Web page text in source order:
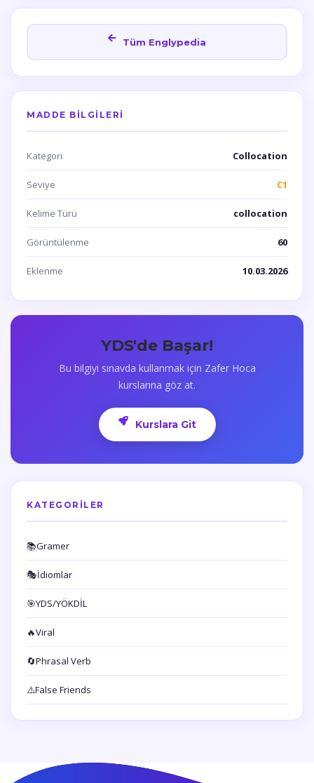
Tüm Englypedia
MADDE BILGILERI
Kategori Collocation
Seviye C1
Kelime Türü collocation
Görüntülenme 60
Eklenme 10.03.2026
YDS'de Başar!
Bu bilgiyi sınavda kullanmak için Zafer Hoca
kurslarına göz at.
Kurslara Git
KATEGORILER
📚Gramer
🎭İdiomlar
🎯YDS/YÖKDİL
🔥Viral
🔄Phrasal Verb
⚠️False Friends